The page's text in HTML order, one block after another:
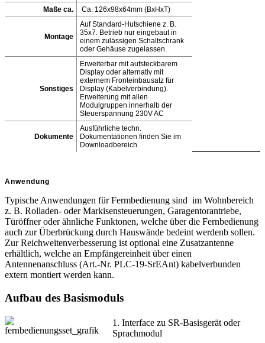
Maße ca.
Ca. 126x98x64mm (BxHxT)
Montage
Auf Standard-Hutschiene z. B.
35x7. Betrieb nur eingebaut in
einem zulässigen Schaltschrank
oder Gehäuse zugelassen.
Sonstiges
Erweiterbar mit aufsteckbarem
Display oder alternativ mit
externem Fronteinbausatz für
Display (Kabelverbindung).
Erweiterung mit allen
Modulgruppen innerhalb der
Steuerspannung 230V AC
Dokumente
Ausführliche techn.
Dokumentationen finden Sie im
Downloadbereich
Anwendung
Typische Anwendungen für Fermbedienung sind im Wohnbereich
z. B. Rolladen- oder Markisensteuerungen, Garagentorantriebe,
Türöffner oder ähnliche Funktonen, welche über die Fernbedienung
auch zur Überbrückung durch Hauswände bedeint werdenb sollen.
Zur Reichweitenverbesserung ist optional eine Zusatzantenne
erhältlich, welche an Empfängereinheit über einen
Antennenanschluss (Art.-Nr. PLC-19-SrEAnt) kabelverbunden
extern montiert werden kann.
Aufbau des Basismoduls
1. Interface zu SR-Basisgerät oder
Sprachmodul